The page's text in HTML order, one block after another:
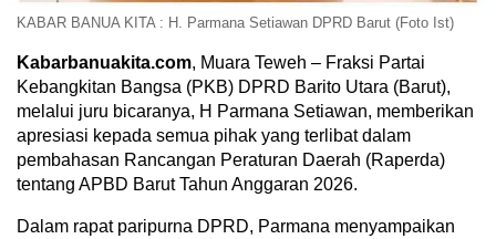
KABAR BANUA KITA : H. Parmana Setiawan DPRD Barut (Foto Ist)
Kabarbanuakita.com, Muara Teweh – Fraksi Partai
Kebangkitan Bangsa (PKB) DPRD Barito Utara (Barut),
melalui juru bicaranya, H Parmana Setiawan, memberikan
apresiasi kepada semua pihak yang terlibat dalam
pembahasan Rancangan Peraturan Daerah (Raperda)
tentang APBD Barut Tahun Anggaran 2026.
Dalam rapat paripurna DPRD, Parmana menyampaikan